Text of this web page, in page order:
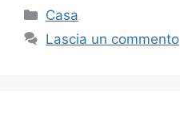
Categorie
Casa
Lascia un commento